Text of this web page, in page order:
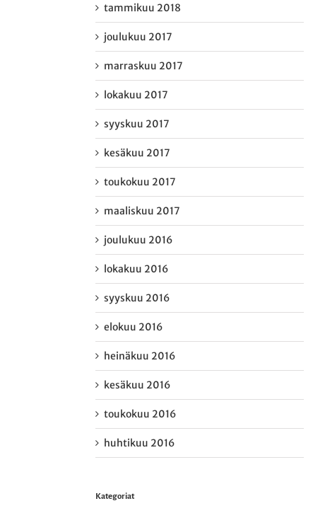
tammikuu 2018
joulukuu 2017
marraskuu 2017
lokakuu 2017
syyskuu 2017
kesäkuu 2017
toukokuu 2017
maaliskuu 2017
joulukuu 2016
lokakuu 2016
syyskuu 2016
elokuu 2016
heinäkuu 2016
kesäkuu 2016
toukokuu 2016
huhtikuu 2016
Kategoriat